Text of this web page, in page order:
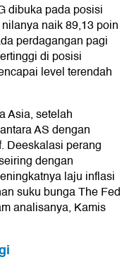
dibuka pada posisi
naik 89,13 poin
perdagangan pagi
di posisi
level terendah
Asia, setelah
AS dengan
Deeskalasi perang
dengan
laju inflasi
suku bunga The Fed
analisanya, Kamis